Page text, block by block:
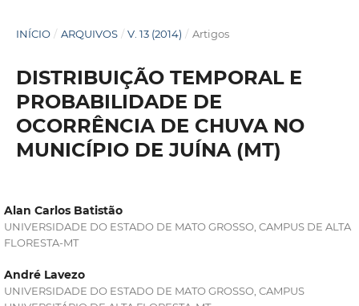
INÍCIO / ARQUIVOS / V. 13 (2014) / Artigos
DISTRIBUIÇÃO TEMPORAL E
PROBABILIDADE DE
OCORRÊNCIA DE CHUVA NO
MUNICÍPIO DE JUÍNA (MT)
Alan Carlos Batistão
UNIVERSIDADE DO ESTADO DE MATO GROSSO, CAMPUS DE ALTA
FLORESTA-MT
André Lavezo
UNIVERSIDADE DO ESTADO DE MATO GROSSO, CAMPUS